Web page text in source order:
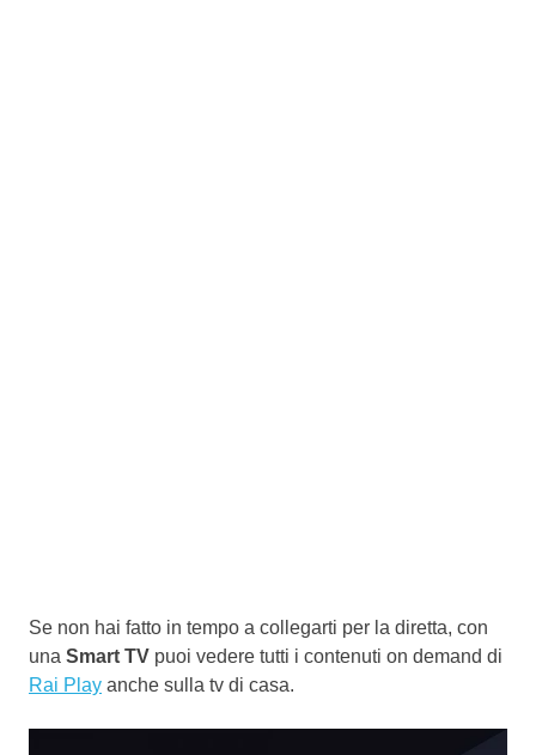
Se non hai fatto in tempo a collegarti per la diretta, con
una Smart TV puoi vedere tutti i contenuti on demand di
Rai Play anche sulla tv di casa.